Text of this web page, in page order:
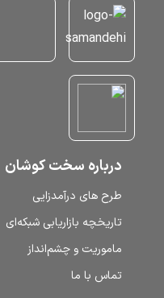
درباره سخت کوشان
طرح‌ های درآمدزایی
تاریخچه بازاریابی شبکه‌ای
ماموریت و چشم‌انداز
تماس با ما